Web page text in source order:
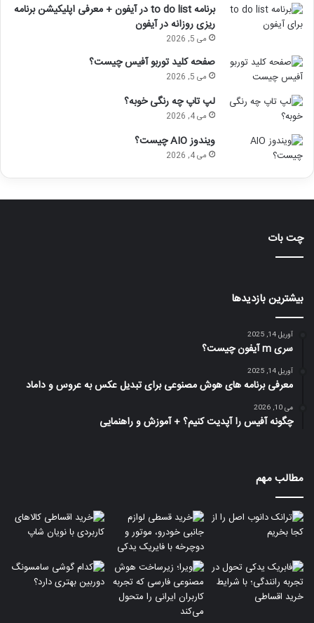
برنامه to do list در آیفون + معرفی اپلیکیشن برنامه
ریزی روزانه در آیفون
می 5, 2026
صفحه کلید توربو آفیس چیست؟
می 5, 2026
لپ تاپ چه رنگی خوبه؟
می 4, 2026
ویندوز AIO چیست؟
می 4, 2026
چت بات
بیشترین بازدیدها
آوریل 14, 2025
سری m آیفون چیست؟
آوریل 14, 2025
معرفی برنامه های هوش مصنوعی برای تبدیل عکس به عروس و داماد
می 10, 2026
چگونه آفیس را آپدیت کنیم؟ + آموزش و راهنمایی
مطالب مهم